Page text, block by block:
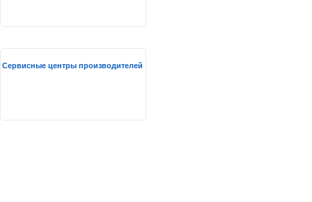
Сервисные центры производителей